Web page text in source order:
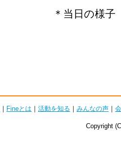
＊当日の様
｜ Fineとは ｜ 活動を知る ｜ みんなの声 ｜
Copyright